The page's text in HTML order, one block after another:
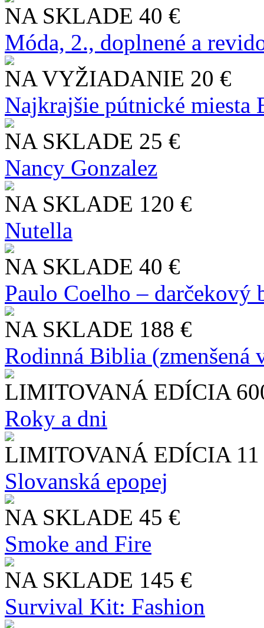
NA SKLADE 40 €
Móda, 2., doplnené a
NA VYŽIADANIE 20 €
Najkrajšie pútnické miesta
NA SKLADE 25 €
Nancy Gonzalez
NA SKLADE 120 €
Nutella
NA SKLADE 40 €
Paulo Coelho – darčekový
NA SKLADE 188 €
Rodinná Biblia (zmenšená
LIMITOVANÁ EDÍCIA
Roky a dni
LIMITOVANÁ EDÍCIA
Slo​vanská epopej
NA SKLADE 45 €
Smoke and Fire
NA SKLADE 145 €
Survival Kit: Fashion